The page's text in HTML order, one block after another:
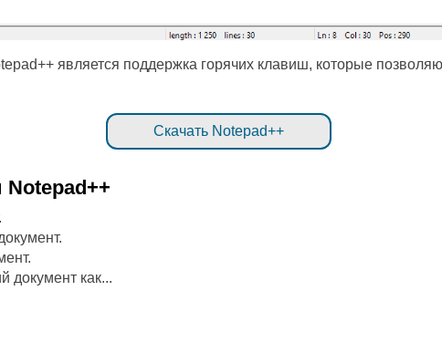
является поддержка горячих клавиш, которые
Скачать Notepad++
документ как...